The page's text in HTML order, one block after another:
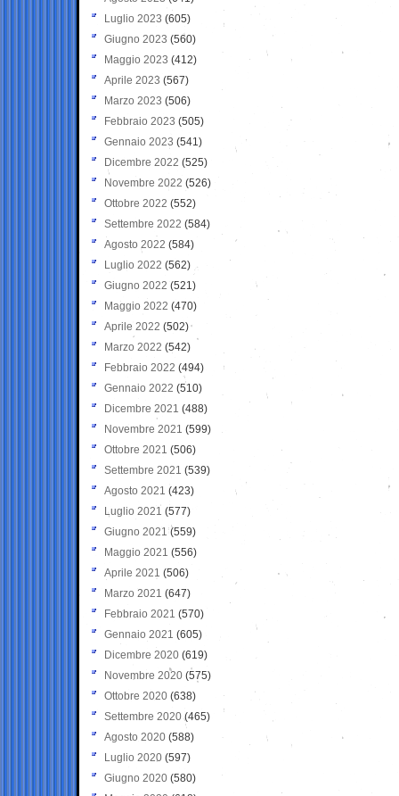
Luglio 2023 (605)
Giugno 2023 (560)
Maggio 2023 (412)
Aprile 2023 (567)
Marzo 2023 (506)
Febbraio 2023 (505)
Gennaio 2023 (541)
Dicembre 2022 (525)
Novembre 2022 (526)
Ottobre 2022 (552)
Settembre 2022 (584)
Agosto 2022 (584)
Luglio 2022 (562)
Giugno 2022 (521)
Maggio 2022 (470)
Aprile 2022 (502)
Marzo 2022 (542)
Febbraio 2022 (494)
Gennaio 2022 (510)
Dicembre 2021 (488)
Novembre 2021 (599)
Ottobre 2021 (506)
Settembre 2021 (539)
Agosto 2021 (423)
Luglio 2021 (577)
Giugno 2021(559)
Maggio 2021 (556)
Aprile 2021 (506)
Marzo 2021 (647)
Febbraio 2021 (570)
Gennaio 2021 (605)
Dicembre 2020 (619)
Novembre 2020 (575)
Ottobre 2020 (638)
Settembre 2020(465)
Agosto 2020 (588)
Luglio 2020 (597)
Giugno 2020 (580)